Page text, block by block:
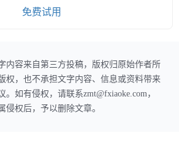
免费试用
内容来自第三方投稿，版权归原始作者所
权，也不承担文字内容、信息或资料带来
如有侵权，请联系zmt@fxiaoke.com，
侵权后，予以删除文章。